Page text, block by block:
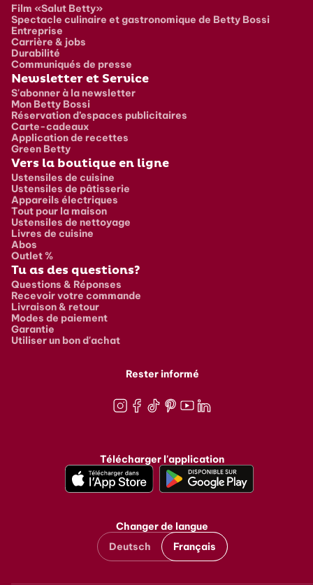
Film «Salut Betty»
Spectacle culinaire et gastronomique de Betty Bossi
Entreprise
Carrière & jobs
Durabilité
Communiqués de presse
Newsletter et Service
S'abonner à la newsletter
Mon Betty Bossi
Réservation d’espaces publicitaires
Carte-cadeaux
Application de recettes
Green Betty
Vers la boutique en ligne
Ustensiles de cuisine
Ustensiles de pâtisserie
Appareils électriques
Tout pour la maison
Ustensiles de nettoyage
Livres de cuisine
Abos
Outlet %
Tu as des questions?
Questions & Réponses
Recevoir votre commande
Livraison & retour
Modes de paiement
Garantie
Utiliser un bon d'achat
Rester informé
Télécharger l'application
Changer de langue
Deutsch
Français